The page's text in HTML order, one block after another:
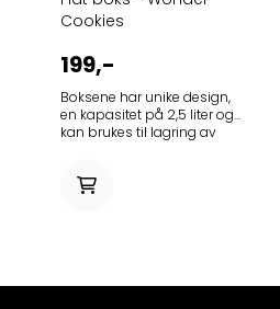
Cookies
199,-
Boksene har unike design,
en kapasitet på 2,5 liter og
kan brukes til lagring av
struktur, og leveres med